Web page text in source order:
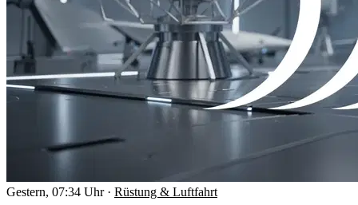
Gestern, 07:34 Uhr · Rüstung & Luftfahrt